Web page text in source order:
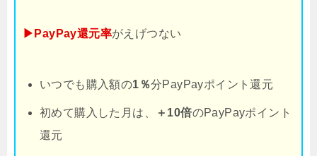
▶PayPay還元率がえげつない
いつでも購入額の1％分PayPayポイント還元
初めて購入した月は、 ＋10倍のPayPayポイント
還元